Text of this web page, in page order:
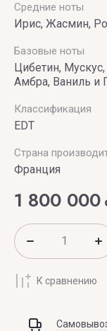
Средние ноты
Ирис, Жасмин,
Базовые ноты
Цибетин,
Амбра, Ваниль и
Классификация
EDT
Страна
Франция
1 800 000
К сравнению